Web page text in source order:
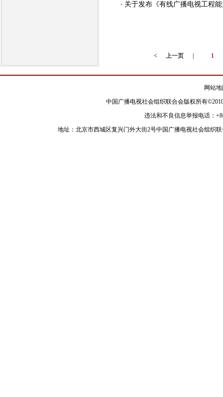
关于发布《有线广播电视工程
< 上一页 1
网站
中国广播电视社会组织联合会版权所有
违法和不良信息举报电话：
地址：北京市西城区复兴门外大街2号中国广播电视社会组织联